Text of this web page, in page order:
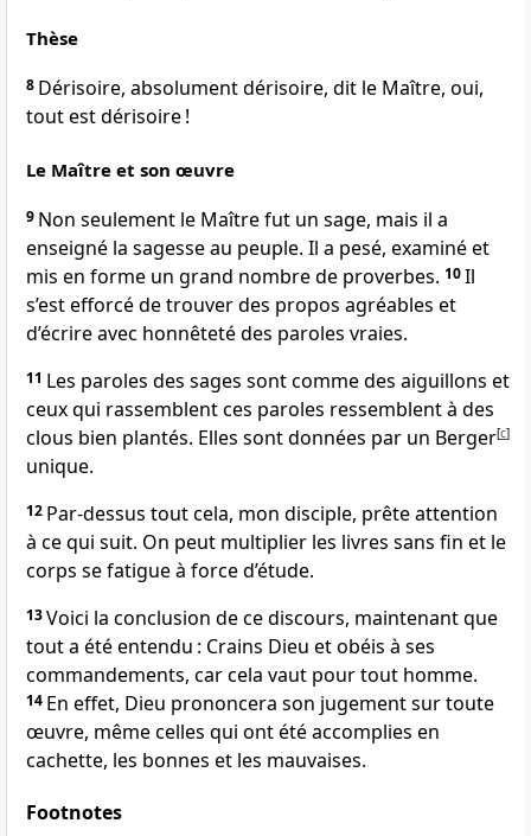
Thèse
8 Dérisoire, absolument dérisoire, dit le Maître, oui,
tout est dérisoire !
Le Maître et son œuvre
9 Non seulement le Maître fut un sage, mais il a
enseigné la sagesse au peuple. Il a pesé, examiné et
mis en forme un grand nombre de proverbes. 10Il
s’est efforcé de trouver des propos agréables et
d’écrire avec honnêteté des paroles vraies.
11 Les paroles des sages sont comme des aiguillons et
ceux qui rassemblent ces paroles ressemblent à des
clous bien plantés. Elles sont données par un Berger[c]
unique.
12 Par-dessus tout cela, mon disciple, prête attention
à ce qui suit. On peut multiplier les livres sans fin et le
corps se fatigue à force d’étude.
13Voici la conclusion de ce discours, maintenant que
tout a été entendu : Crains Dieu et obéis à ses
commandements, car cela vaut pour tout homme.
14 En effet, Dieu prononcera son jugement sur toute
œuvre, même celles qui ont été accomplies en
cachette, les bonnes et les mauvaises.
Footnotes